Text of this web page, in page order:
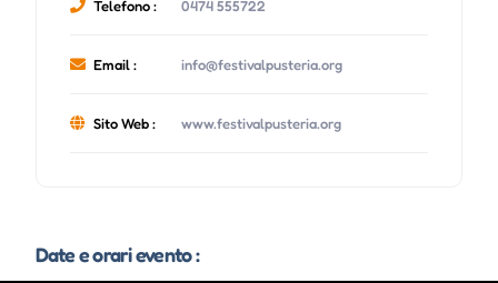
Telefono : 0474 555722
Email : info@festivalpusteria.org
Sito Web : www.festivalpusteria.org
Date e orari evento :